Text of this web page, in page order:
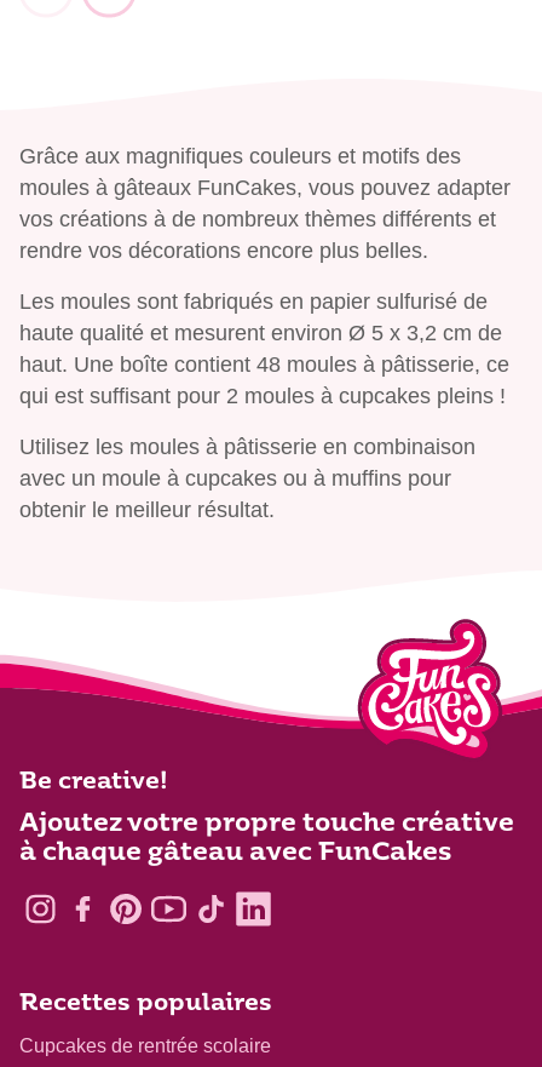
Grâce aux magnifiques couleurs et motifs des
moules à gâteaux FunCakes, vous pouvez adapter
vos créations à de nombreux thèmes différents et
rendre vos décorations encore plus belles.
Les moules sont fabriqués en papier sulfurisé de
haute qualité et mesurent environ Ø 5 x 3,2 cm de
haut. Une boîte contient 48 moules à pâtisserie, ce
qui est suffisant pour 2 moules à cupcakes pleins !
Utilisez les moules à pâtisserie en combinaison
avec un moule à cupcakes ou à muffins pour
obtenir le meilleur résultat.
Be creative!
Ajoutez votre propre touche créative
à chaque gâteau avec FunCakes
Recettes populaires
Cupcakes de rentrée scolaire